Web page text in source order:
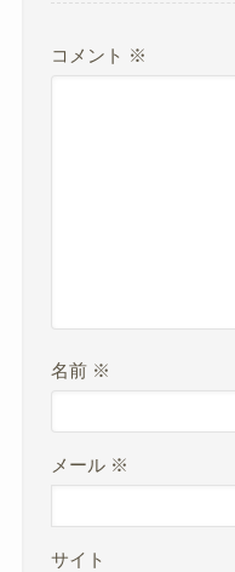
コメント ※
名前 ※
メール ※
サイト